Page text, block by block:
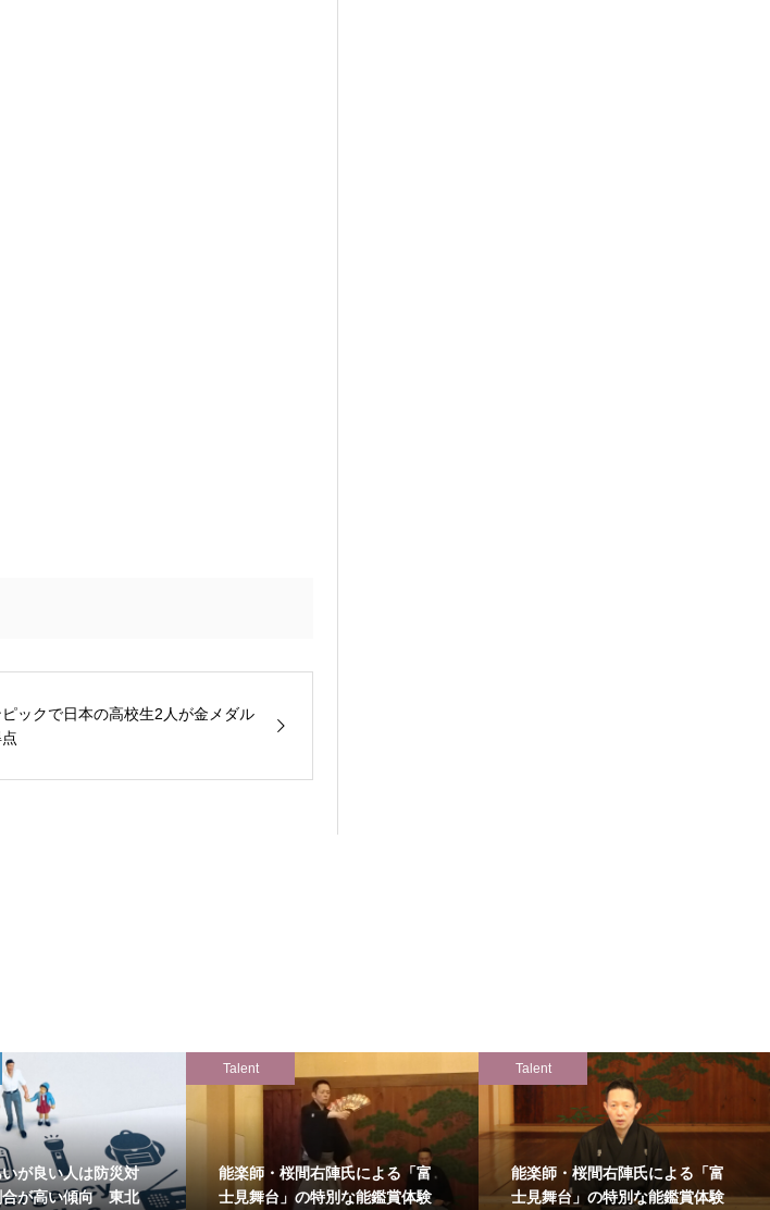
ックで日本の高校生2人が金メダル
が良い人は防災対
合が高い傾向 東北
Talent
能楽師・桜間右陣氏による「富
士見舞台」の特別な能鑑賞体験
Talent
能楽師・桜間右陣氏による「富
士見舞台」の特別な能鑑賞体験